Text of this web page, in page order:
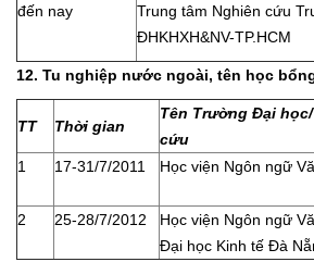
đến nay
Trung tâm Nghiên cứu
ĐHKHXH&NV-TP.HCM
12. Tu nghiệp nước ngoài, tên học
TT Thời gian
Tên Trường Đại
cứu
1
17-31/7/2011 Học viện Ngôn ngữ
2 25-28/7/2012
Học viện Ngôn ngữ
Đại học Kinh tế Đà